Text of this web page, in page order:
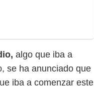
algo que iba a
se ha anunciado que
iba a comenzar este